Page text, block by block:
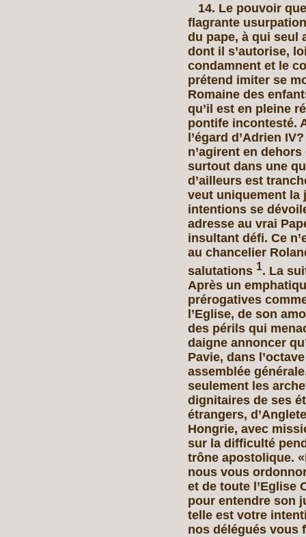
14. Le pouvoir
flagrante
du pape, à qui seul
dont il s’autorise,
condamnent et le
prétend imiter se
Romaine des
qu’il est en pleine
pontife incontesté.
l’égard d’Adrien
n’agirent en
surtout dans une
d’ailleurs est
veut uniquement la
intentions se
adresse au vrai
insultant défi. Ce
au chancelier
salutations 1. La
Après un
prérogatives
l’Eglise, de son
des périls qui
daigne annoncer
Pavie, dans
assemblée
seulement les
dignitaires de ses
étrangers,
Hongrie, avec
sur la difficulté
trône apostolique.
nous vous
et de toute l’Eglise
pour entendre son
telle est votre
nos délégués vous